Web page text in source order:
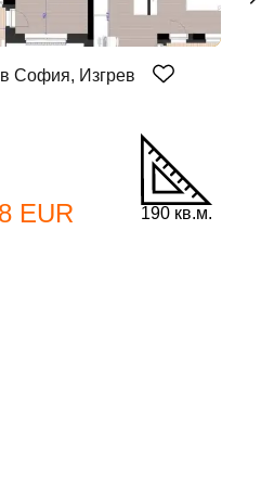
София, Изгрев
EUR 190 кв.м.